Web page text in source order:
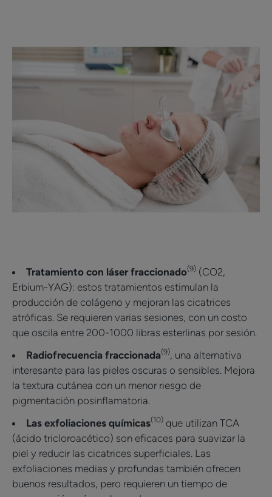
Tratamiento con láser fraccionado(9) (CO2,
Erbium-YAG): estos tratamientos estimulan la
producción de colágeno y mejoran las cicatrices
atróficas. Se requieren varias sesiones, con un costo
que oscila entre 200-1000 libras esterlinas por sesión.
Radiofrecuencia fraccionada(9), una alternativa
interesante para las pieles oscuras o sensibles. Mejora
la textura cutánea con un menor riesgo de
pigmentación posinflamatoria.
Las exfoliaciones químicas(10) que utilizan TCA
(ácido tricloroacético) son eficaces para suavizar la
piel y reducir las cicatrices superficiales. Las
exfoliaciones medias y profundas también ofrecen
buenos resultados, pero requieren un tiempo de